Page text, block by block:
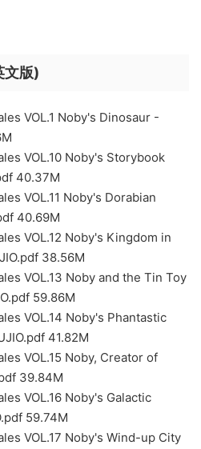
文版)
VOL.1 Noby's Dinosaur -
VOL.10 Noby's Storybook
40.37M
VOL.11 Noby's Dorabian
40.69M
VOL.12 Noby's Kingdom in
38.56M
VOL.13 Noby and the Tin Toy
59.86M
VOL.14 Noby's Phantastic
41.82M
VOL.15 Noby, Creator of
39.84M
VOL.16 Noby's Galactic
59.74M
VOL.17 Noby's Wind-up City